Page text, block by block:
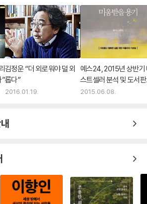
중 괄호 안에 들어가 있는 자막의 주인공은 도대
석일 경우도 있지만, 꼭 두 사람이 아닌 경우
을 편집하는 PD일 수도 있고, 시청자일 수도
부가적인 설명일 때도 있고, 의성어나 의태어
‘CG’가 자막의 중요한 요소로 사용된다. 출연
그려 넣기도 하고, 눈에서 레이저가 나오거나
한다. 이같이 화려한 자막을 통해 시청자는 자
의 영역이다. 물론 작가의 도움이 필요하긴
화면을 오직 하나의 화면으로 편집해내야 하는
최고의 편집자다. 뛰어난 에디톨로지적 능력을
다. ‘제7의 멤버’로 불리는 무한도전의 김태호 P
지 우리가 봐왔던 예능 프로그램의 자막과는 질
”
김정운 “더 외로워야 덜 외
롭다”
2016.01.19.
예스24, 2015년 상반기
스트셀러 분석 및 도서
동향 발표
2015.06.08.